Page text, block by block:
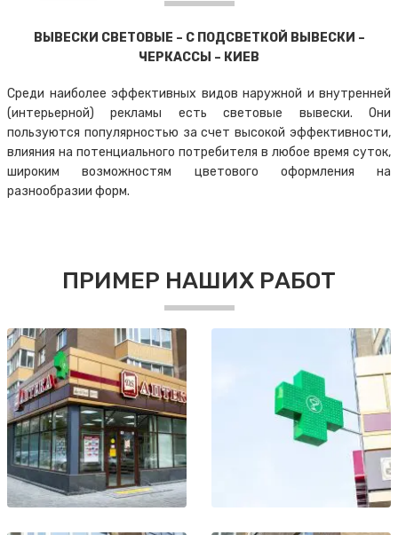
ВЫВЕСКИ СВЕТОВЫЕ – С ПОДСВЕТКОЙ ВЫВЕСКИ –
ЧЕРКАССЫ – КИЕВ
Среди наиболее эффективных видов наружной и внутренней
(интерьерной) рекламы есть световые вывески. Они
пользуются популярностью за счет высокой эффективности,
влияния на потенциального потребителя в любое время суток,
широким возможностям цветового оформления на
разнообразии форм.
ПРИМЕР НАШИХ РАБОТ